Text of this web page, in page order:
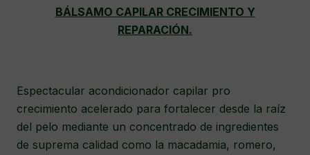
BÁLSAMO CAPILAR CRECIMIENTO Y
REPARACIÓN.
Espectacular acondicionador capilar pro
crecimiento acelerado para fortalecer desde la raíz
del pelo mediante un concentrado de ingredientes
de suprema calidad como la macadamia, romero,